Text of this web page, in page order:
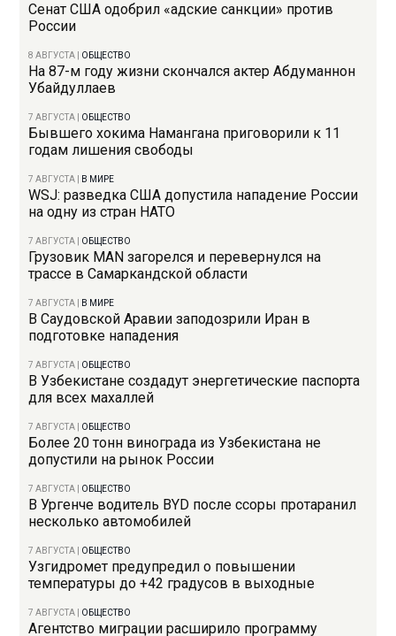
Сенат США одобрил «адские санкции» против
России
8 АВГУСТА ОБЩЕСТВО
На 87-м году жизни скончался актер Абдуманнон
Убайдуллаев
7 АВГУСТА ОБЩЕСТВО
Бывшего хокима Намангана приговорили к 11
годам лишения свободы
7 АВГУСТА В МИРЕ
WSJ: разведка США допустила нападение России
на одну из стран НАТО
7 АВГУСТА ОБЩЕСТВО
Грузовик MAN загорелся и перевернулся на
трассе в Самаркандской области
7 АВГУСТА В МИРЕ
В Саудовской Аравии заподозрили Иран в
подготовке нападения
7 АВГУСТА ОБЩЕСТВО
В Узбекистане создадут энергетические паспорта
для всех махаллей
7 АВГУСТА ОБЩЕСТВО
Более 20 тонн винограда из Узбекистана не
допустили на рынок России
7 АВГУСТА ОБЩЕСТВО
В Ургенче водитель BYD после ссоры протаранил
несколько автомобилей
7 АВГУСТА ОБЩЕСТВО
Узгидромет предупредил о повышении
температуры до +42 градусов в выходные
7 АВГУСТА ОБЩЕСТВО
Агентство миграции расширило программу